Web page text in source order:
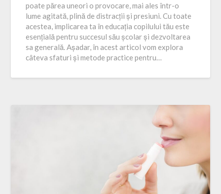
poate părea uneori o provocare, mai ales într-o
lume agitată, plină de distracții și presiuni. Cu toate
acestea, implicarea ta în educația copilului tău este
esențială pentru succesul său școlar și dezvoltarea
sa generală. Așadar, în acest articol vom explora
câteva sfaturi și metode practice pentru…